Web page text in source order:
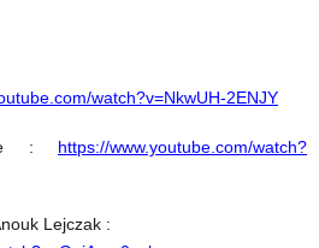
watch?v=NkwUH-2ENJY
: https://www.youtube.com/watch?
Lejczak :